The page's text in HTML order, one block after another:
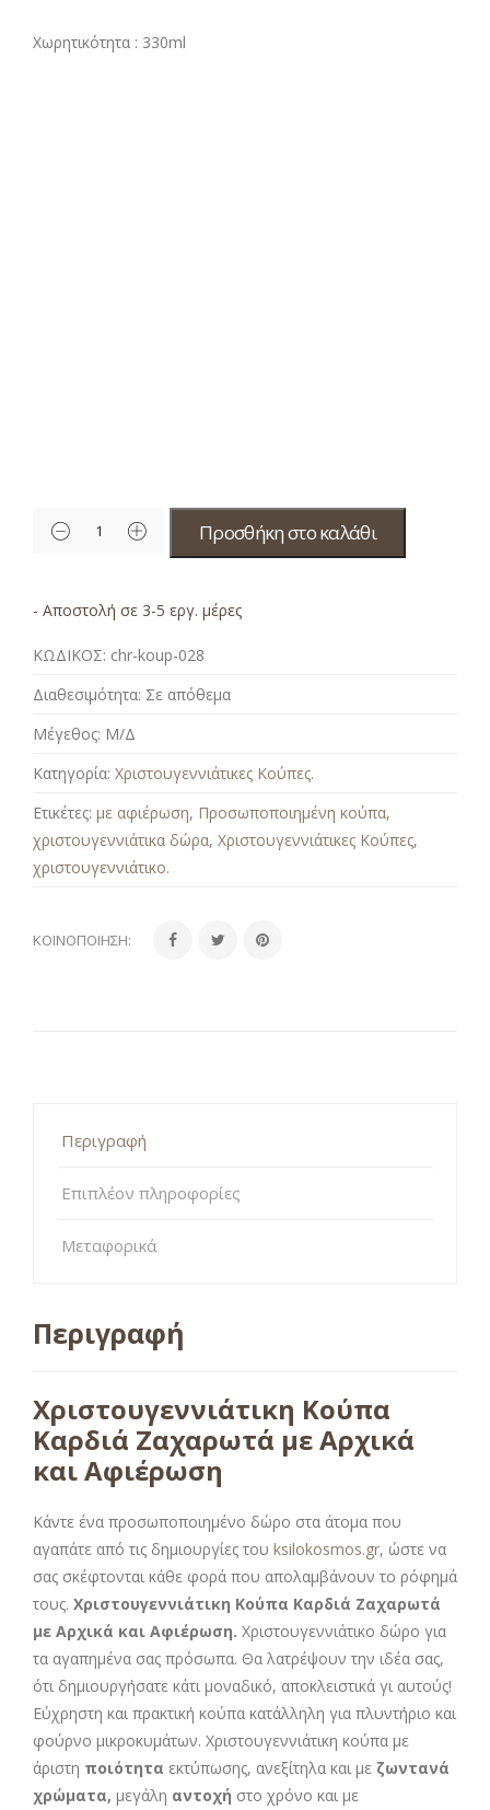
Χωρητικότητα : 330ml
Προσθήκη στο καλάθι
- Αποστολή σε 3-5 εργ. μέρες
ΚΩΔΙΚΟΣ: chr-koup-028
Διαθεσιμότητα: Σε απόθεμα
Μέγεθος: Μ/Δ
Κατηγορία: Χριστουγεννιάτικες Κούπες.
Ετικέτες: με αφιέρωση, Προσωποποιημένη κούπα,
χριστουγεννιάτικα δώρα, Χριστουγεννιάτικες Κούπες,
χριστουγεννιάτικο.
ΚΟΙΝΟΠΟΊΗΣΗ:
Περιγραφή
Επιπλέον πληροφορίες
Μεταφορικά
Περιγραφή
Χριστουγεννιάτικη Κούπα
Καρδιά Ζαχαρωτά με Αρχικά
και Αφιέρωση
Κάντε ένα προσωποποιημένο δώρο στα άτομα που
αγαπάτε από τις δημιουργίες του ksilokosmos.gr, ώστε να
σας σκέφτονται κάθε φορά που απολαμβάνουν το ρόφημά
τους. Χριστουγεννιάτικη Κούπα Καρδιά Ζαχαρωτά
με Αρχικά και Αφιέρωση. Χριστουγεννιάτικο δώρο για
τα αγαπημένα σας πρόσωπα. Θα λατρέψουν την ιδέα σας,
ότι δημιουργήσατε κάτι μοναδικό, αποκλειστικά γι αυτούς!
Εύχρηστη και πρακτική κούπα κατάλληλη για πλυντήριο και
φούρνο μικροκυμάτων. Χριστουγεννιάτικη κούπα με
άριστη ποιότητα εκτύπωσης, ανεξίτηλα και με ζωντανά
χρώματα, μεγάλη αντοχή στο χρόνο και με